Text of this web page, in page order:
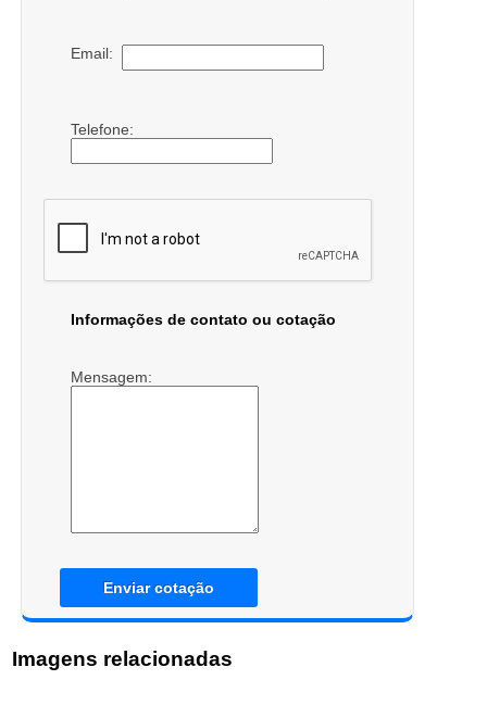
Email:
Telefone:
Informações de contato ou cotação
Mensagem:
Enviar cotação
Imagens relacionadas